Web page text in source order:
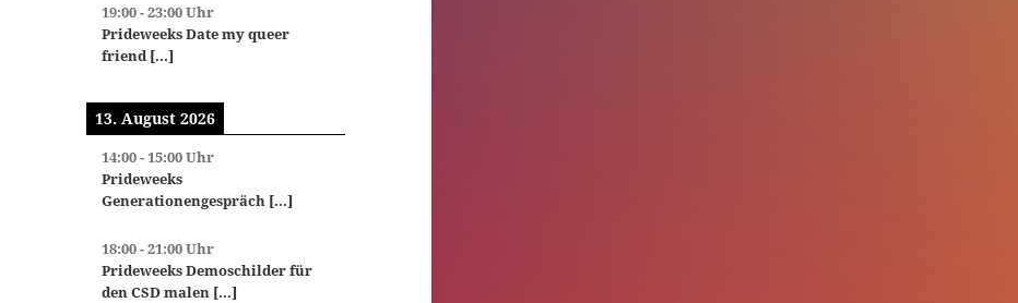
19:00-23:00Uhr
Prideweeks Date my queer
friend[...]
13. August 2026
14:00-15:00Uhr
Prideweeks
Generationengespräch [...]
18:00-21:00Uhr
Prideweeks Demoschilder für
den CSD malen [...]